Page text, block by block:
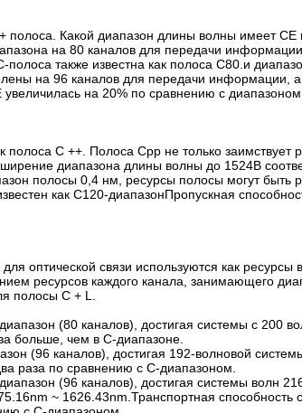
полоса. Какой диапазон длины волны имеет
на 80 каналов для передачи
также известна как полоса C80.и
на 96 каналов для передачи информации,
на 20% по сравнению с диапазоном
полоса C ++. Полоса Cpp не только заимствует
диапазона длины волны до 1524В
полосы 0,4 нм, ресурсы полосы могут быть
как C120-диапазонПропускная
оптической связи используются как
ресурсов каждого канала, занимающего
полосы C + L.
(80 каналов), достигая системы с 200
больше, чем в C-диапазоне.
(96 каналов), достигая 192-волновой
раза по сравнению с C-диапазоном.
(96 каналов), достигая системы волн
~ 1626.43nm.Транспортная способность